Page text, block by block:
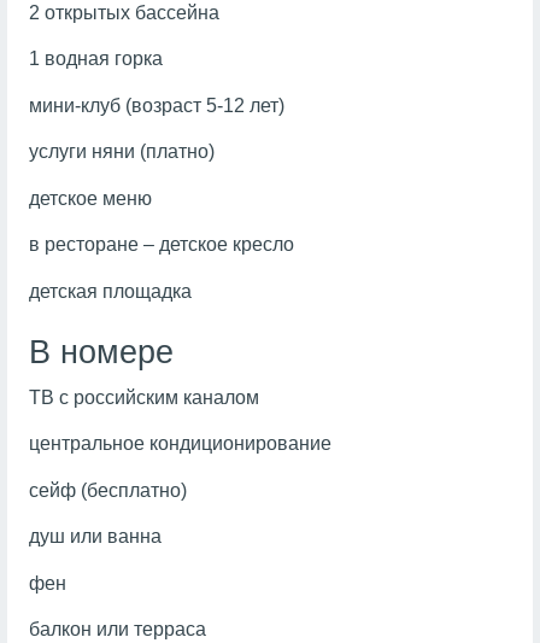
2 открытых бассейна
1 водная горка
мини-клуб (возраст 5-12 лет)
услуги няни (платно)
детское меню
в ресторане – детское кресло
детская площадка
В номере
ТВ с российским каналом
центральное кондиционирование
сейф (бесплатно)
душ или ванна
фен
балкон или терраса